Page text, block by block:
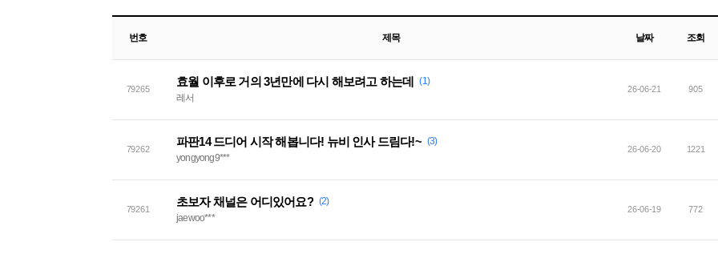
번호 제목 날짜 조회
79265
효월 이후로 거의 3년만에 다시 해보려고 하는데
(1)
레서
26-06-21 905
79262
파판14 드디어 시작 해봅니다! 뉴비 인사 드림다!~ (3)
yongyong9***
26-06-20 1221
79261
초보자 채널은 어디있어요? (2)
jaewoo***
26-06-19 772